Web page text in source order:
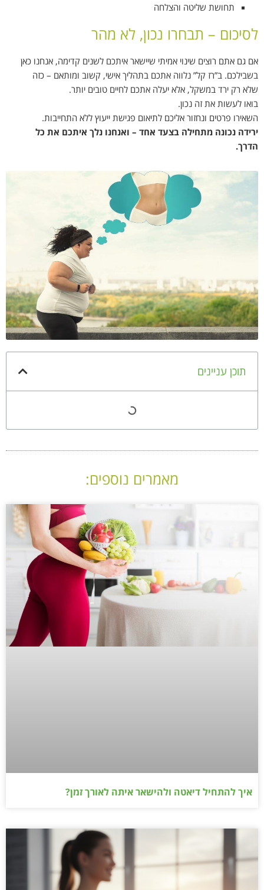
תחושת שליטה והצלחה
לסיכום – תבחרו נכון, לא מהר
אם גם אתם רוצים שינוי אמיתי שיישאר איתכם לשנים קדימה, אנחנו כאן
בשבילכם. ב”רז קל” נלווה אתכם בתהליך אישי, קשוב ומותאם – כזה
שלא רק ירד במשקל, אלא יעלה אתכם לחיים טובים יותר.
בואו לעשות את זה נכון.
השאירו פרטים ונחזור אליכם לתיאום פגישת ייעוץ ללא התחייבות.
ירידה נכונה מתחילה בצעד אחד – ואנחנו נלך איתכם את כל
הדרך.
תוכן עניינים
מאמרים נוספים:
איך להתחיל דיאטה ולהישאר איתה לאורך זמן?